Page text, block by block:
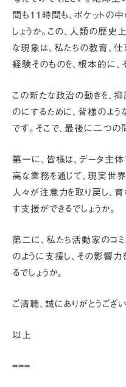
間も11時間も、ポケットの
しょうか。この、人類の歴史
な現象は、私たちの教育、
経験そのものを、根本的に、
この新たな政治の動きを、抑
のにするために、皆様のよ
です。そこで、最後に二つの
第一に、皆様は、データ主
高な業務を通じて、現実世
人々が注意力を取り戻し、
す支援ができるでしょうか。
第二に、私たち活動家のコ
のように支援し、その影響
るでしょうか。
ご清聴、誠にありがとうござい
以上
===